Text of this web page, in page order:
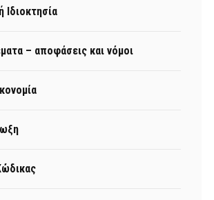
Ιδιοκτησία
– αποφάσεις και νόμοι